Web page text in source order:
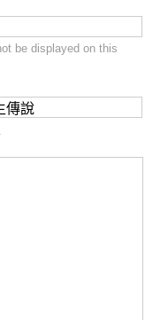
be displayed on this